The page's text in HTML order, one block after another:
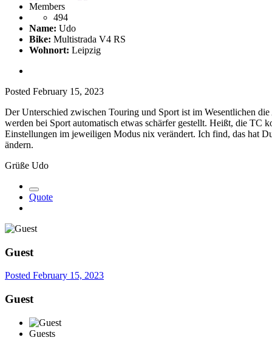
Members
494
Name: Udo
Bike: Multistrada V4 RS
Wohnort: Leipzig
Posted February 15, 2023
Der Unterschied zwischen Touring und Sport ist im Wesentlichen
werden bei Sport automatisch etwas schärfer gestellt. Heißt, die TC
Einstellungen im jeweiligen Modus nix verändert. Ich find, das hat
ändern.
Grüße Udo
Quote
Guest
Posted February 15, 2023
Guest
Guests